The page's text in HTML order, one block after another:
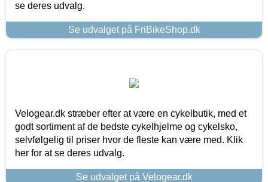
se deres udvalg.
Se udvalget på FriBikeShop.dk
Velogear.dk stræber efter at være en cykelbutik, med et
godt sortiment af de bedste cykelhjelme og cykelsko,
selvfølgelig til priser hvor de fleste kan være med. Klik
her for at se deres udvalg.
Se udvalget på Velogear.dk